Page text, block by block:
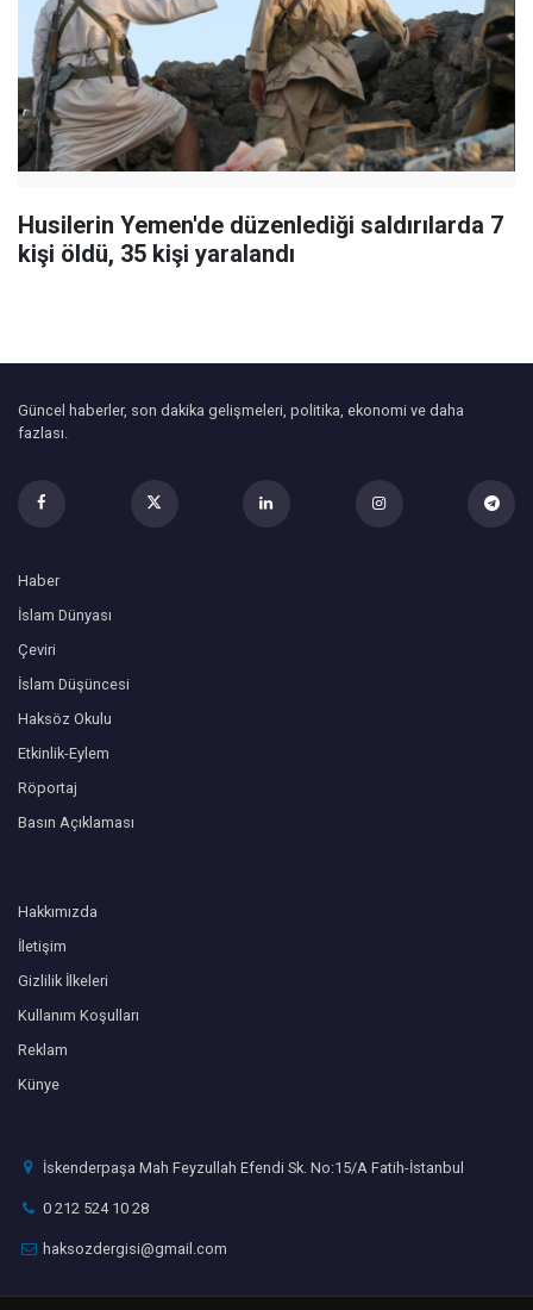
Husilerin Yemen'de düzenlediği saldırılarda 7
kişi öldü, 35 kişi yaralandı
Güncel haberler, son dakika gelişmeleri, politika, ekonomi ve daha
fazlası.
Haber
İslam Dünyası
Çeviri
İslam Düşüncesi
Haksöz Okulu
Etkinlik-Eylem
Röportaj
Basın Açıklaması
Hakkımızda
İletişim
Gizlilik İlkeleri
Kullanım Koşulları
Reklam
Künye
İskenderpaşa Mah Feyzullah Efendi Sk. No:15/A Fatih-İstanbul
0 212 524 10 28
haksozdergisi@gmail.com